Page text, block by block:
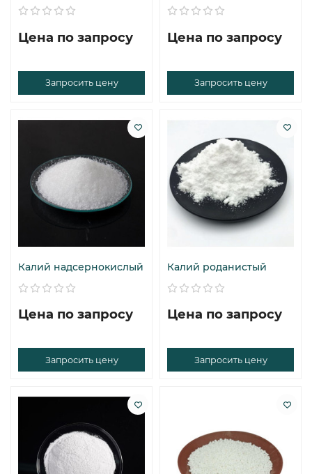
Цена по запросу
Запросить цену
Цена по запросу
Запросить цену
Калий надсернокислый
Цена по запросу
Запросить цену
Калий роданистый
Цена по запросу
Запросить цену